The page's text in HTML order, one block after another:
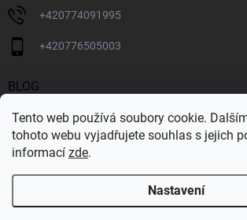
Tento web používá soubory cookie.
tohoto webu vyjadřujete souhlas s jejich
informací zde.
Nastavení
+420774091995
+420776505003
BLOG
BLOG
ANIMEHADRY.CZ. Všechna